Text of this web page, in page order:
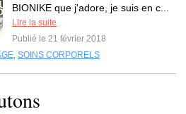
BIONIKE que j'adore, je suis en c...
Lire la suite
Publié le 21 février 2018
, SOINS CORPORELS